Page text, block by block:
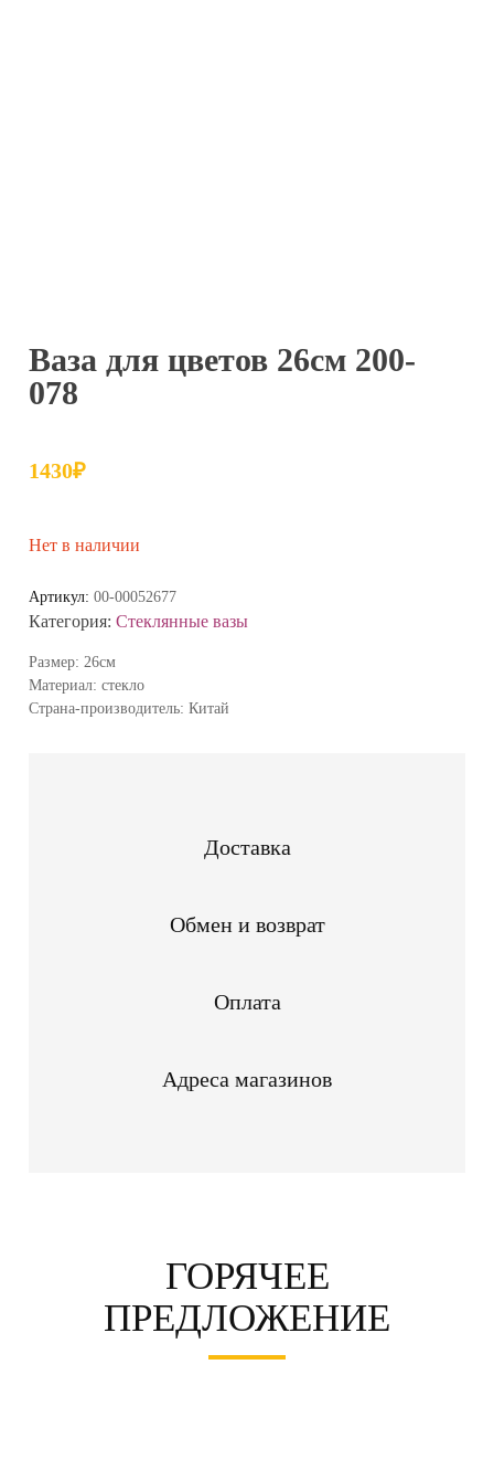
Ваза для цветов 26см 200-
078
1430₽
Нет в наличии
Артикул:00-00052677
Категория:Стеклянные вазы
Размер: 26см
Материал: стекло
Страна-производитель: Китай
Доставка
Обмен и возврат
Оплата
Адреса магазинов
ГОРЯЧЕЕ
ПРЕДЛОЖЕНИЕ